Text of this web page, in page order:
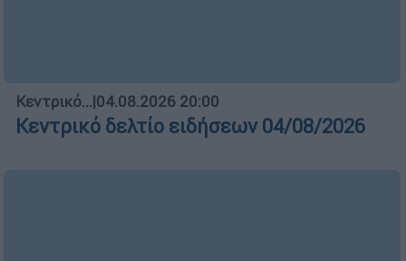
Κεντρικό...|04.08.2026 20:00
Κεντρικό δελτίο ειδήσεων 04/08/2026